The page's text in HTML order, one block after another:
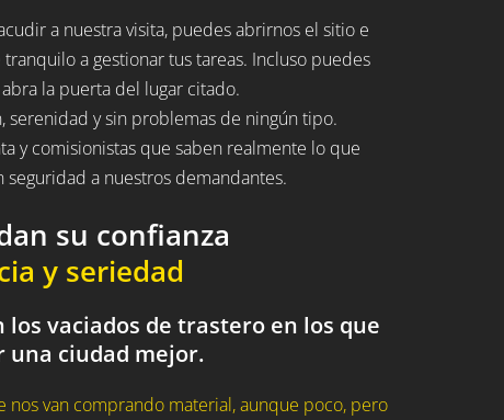
a nuestra visita, puedes abrirnos el sitio e
a gestionar tus tareas. Incluso puedes
la puerta del lugar citado.
serenidad y sin problemas de ningún tipo.
y comisionistas que saben realmente lo que
seguridad a nuestros demandantes.
su confianza
y seriedad
los vaciados de trastero en los que
una ciudad mejor.
van comprando material, aunque poco, pero